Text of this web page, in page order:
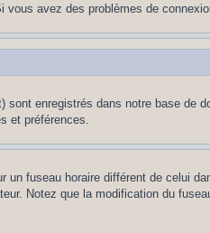
vous avez des problèmes de
sont enregistrés dans notre base de
et préférences.
un fuseau horaire différent de celui
Notez que la modification du